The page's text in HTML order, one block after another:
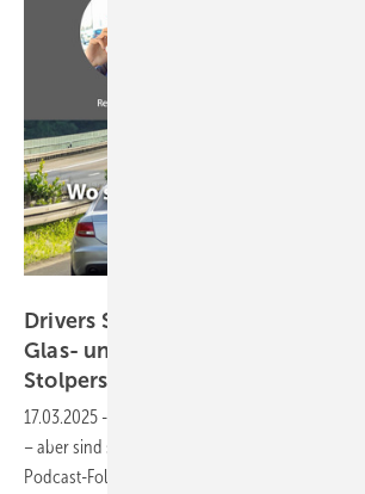
Drivers Seat No 28:
Glas- und Fensterbranche und
Stolpersteine
17.03.2025 -
– aber sind sie auch immer die Lösung? 🤔 In
Podcast-Folge gehen wir dieser Frage auf den